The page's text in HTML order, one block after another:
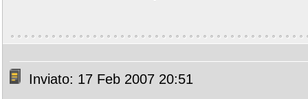
Inviato: 17 Feb 2007 20:51